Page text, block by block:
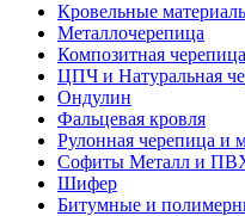
Кровельные
Металлочерепица
Композитная черепица
ЦПЧ и Натуральная
Ондулин
Фальцевая кровля
Рулонная черепица и
Софиты Металл и
Шифер
Битумные и